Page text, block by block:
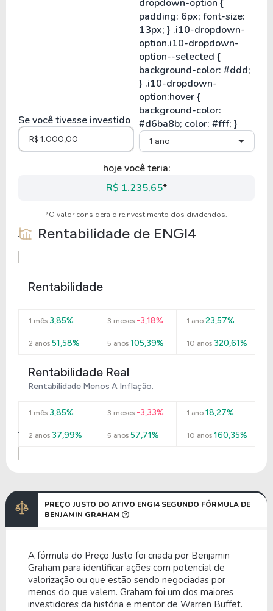
Se você tivesse investido
1 ano
hoje você teria:
R$ 1.235,65*
*O valor considera o reinvestimento dos dividendos.
Rentabilidade de ENGI4
Rentabilidade
1 mês 3,85% 3 meses -3,18% 1 ano23,57%
2 anos 51,58% 5 anos 105,39% 10 anos320,61%
Rentabilidade Real
Rentabilidade Menos A Inflação.
1 mês 3,85% 3 meses -3,33% 1 ano18,27%
2 anos 37,99% 5 anos 57,71% 10 anos160,35%
PREÇO JUSTO DO ATIVO ENGI4 SEGUNDO FÓRMULA DE
BENJAMIN GRAHAM
A fórmula do Preço Justo foi criada por Benjamin
Graham para identificar ações com potencial de
valorização ou que estão sendo negociadas por
menos do que valem. Graham foi um dos maiores
investidores da história e mentor de Warren Buffet.